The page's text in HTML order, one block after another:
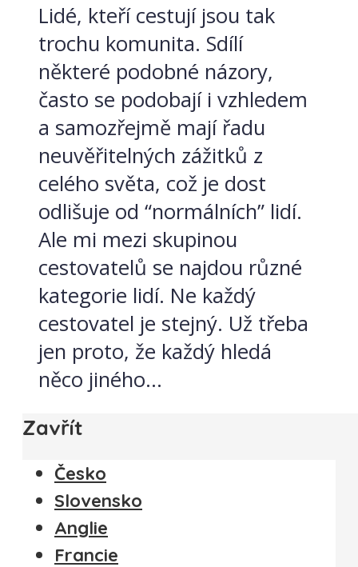
Lidé, kteří cestují jsou tak
trochu komunita. Sdílí
některé podobné názory,
často se podobají i vzhledem
a samozřejmě mají řadu
neuvěřitelných zážitků z
celého světa, což je dost
odlišuje od “normálních” lidí.
Ale mi mezi skupinou
cestovatelů se najdou různé
kategorie lidí. Ne každý
cestovatel je stejný. Už třeba
jen proto, že každý hledá
něco jiného...
Zavřít
Česko
Slovensko
Anglie
Francie